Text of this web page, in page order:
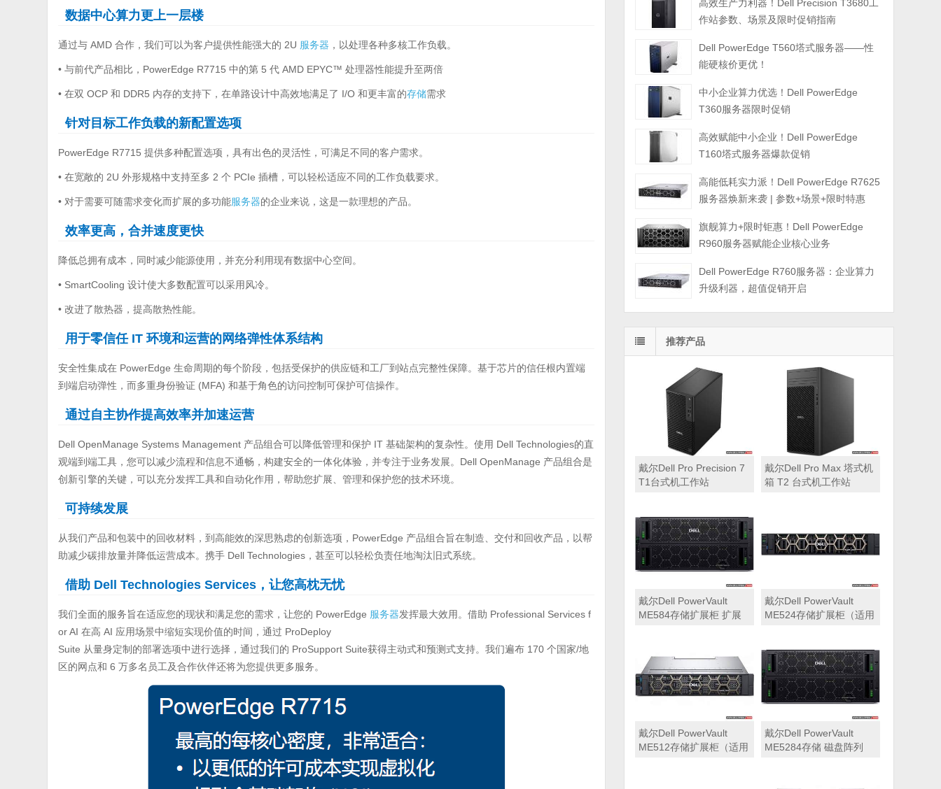
数据中心算力更上一层楼
通过与 AMD 合作，我们可以为客户提供性能强大的 2U 服务器 ，以处理各种多核工作负载。
• 与前代产品相比，PowerEdge R7715 中的第 5 代 AMD EPYC™ 处理器性能提升至两倍
• 在双 OCP 和 DDR5 内存的支持下，在单路设计中高效地满足了 I/O 和更丰富的存储需求
针对目标工作负载的新配置选项
PowerEdge R7715 提供多种配置选项，具有出色的灵活性，可满足不同的客户需求。
• 在宽敞的 2U 外形规格中支持至多 2 个 PCIe 插槽，可以轻松适应不同的工作负载要求。
• 对于需要可随需求变化而扩展的多功能服务器的企业来说，这是一款理想的产品。
效率更高，合并速度更快
降低总拥有成本，同时减少能源使用，并充分利用现有数据中心空间。
• SmartCooling 设计使大多数配置可以采用风冷。
• 改进了散热器，提高散热性能。
用于零信任 IT 环境和运营的网络弹性体系结构
安全性集成在 PowerEdge 生命周期的每个阶段，包括受保护的供应链和工厂到站点完整性保障。基于芯片的信任根内置端
到端启动弹性，而多重身份验证 (MFA) 和基于角色的访问控制可保护可信操作。
通过自主协作提高效率并加速运营
Dell OpenManage Systems Management 产品组合可以降低管理和保护 IT 基础架构的复杂性。使用 Dell Technologies的直
观端到端工具，您可以减少流程和信息不通畅，构建安全的一体化体验，并专注于业务发展。Dell OpenManage 产品组合是
创新引擎的关键，可以充分发挥工具和自动化作用，帮助您扩展、管理和保护您的技术环境。
可持续发展
从我们产品和包装中的回收材料，到高能效的深思熟虑的创新选项，PowerEdge 产品组合旨在制造、交付和回收产品，以帮
助减少碳排放量并降低运营成本。携手 Dell Technologies，甚至可以轻松负责任地淘汰旧式系统。
借助 Dell Technologies Services，让您高枕无忧
我们全面的服务旨在适应您的现状和满足您的需求，让您的 PowerEdge 服务器发挥最大效用。借助 Professional Services f
or AI 在高 AI 应用场景中缩短实现价值的时间，通过 ProDeploy
Suite 从量身定制的部署选项中进行选择，通过我们的 ProSupport Suite获得主动式和预测式支持。我们遍布 170 个国家/地
区的网点和 6 万多名员工及合作伙伴还将为您提供更多服务。
高效生产力利器！Dell Precision T3680工
作站参数、场景及限时促销指南
Dell PowerEdge T560塔式服务器——性
能硬核价更优！
中小企业算力优选！Dell PowerEdge
T360服务器限时促销
高效赋能中小企业！Dell PowerEdge
T160塔式服务器爆款促销
高能低耗实力派！Dell PowerEdge R7625
服务器焕新来袭 | 参数+场景+限时特惠
旗舰算力+限时钜惠！Dell PowerEdge
R960服务器赋能企业核心业务
Dell PowerEdge R760服务器：企业算力
升级利器，超值促销开启
推荐产品
戴尔Dell Pro Precision 7
T1台式机工作站
戴尔Dell Pro Max 塔式机
箱 T2 台式机工作站
戴尔Dell PowerVault
ME584存储扩展柜 扩展
ME5224，ME5284等主
存储扩展）
戴尔Dell PowerVault
ME524存储扩展柜（适用
戴尔Dell PowerVault
ME512存储扩展柜（适用
戴尔Dell PowerVault
ME5284存储 磁盘阵列